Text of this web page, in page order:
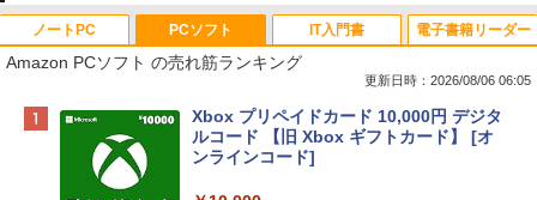
ノートPC
Apple 2026 MacBook Neo A18 Proチッ
プ搭載13インチノートブック：AIとAppl
e Intelligenceのために設計、Liquid Ret
PCソフト
Amazon PCソフト の売れ筋ランキング
更新日時：2026/08/06 06:05
Xbox プリペイドカード 10,000円 デジタ
ルコード 【旧 Xbox ギフトカード】 [オ
ンラインコード]
IT入門書 電子書籍リーダー